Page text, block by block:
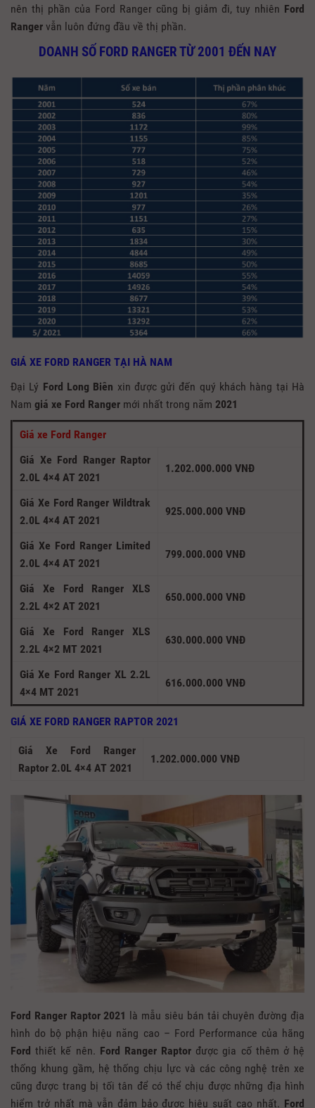
nên thị phần của Ford Ranger cũng bị giảm đi, tuy nhiên Ford
Ranger vẫn luôn đứng đầu về thị phần.
DOANH SỐ FORD RANGER TỪ 2001 ĐẾN NAY
GIÁ XE FORD RANGER TẠI HÀ NAM
Đại Lý Ford Long Biên xin được gửi đến quý khách hàng tại Hà
Nam giá xe Ford Ranger mới nhất trong năm 2021
Giá xe Ford Ranger
Giá Xe Ford Ranger Raptor
2.0L 4×4 AT 2021
1.202.000.000 VNĐ
Giá Xe Ford Ranger Wildtrak
2.0L 4×4 AT 2021
925.000.000 VNĐ
Giá Xe Ford Ranger Limited
2.0L 4×4 AT 2021
799.000.000 VNĐ
Giá Xe Ford Ranger XLS
2.2L 4×2 AT 2021
650.000.000 VNĐ
Giá Xe Ford Ranger XLS
2.2L 4×2 MT 2021
630.000.000 VNĐ
Giá Xe Ford Ranger XL 2.2L
4×4 MT 2021
616.000.000 VNĐ
GIÁ XE FORD RANGER RAPTOR 2021
Giá Xe Ford Ranger
Raptor 2.0L 4×4 AT 2021
1.202.000.000 VNĐ
Ford Ranger Raptor 2021 là mẫu siêu bán tải chuyên đường địa
hình do bộ phận hiệu năng cao – Ford Performance của hãng
Ford thiết kế nên. Ford Ranger Raptor được gia cố thêm ở hệ
thống khung gầm, hệ thống chịu lực và các công nghệ trên xe
cũng được trang bị tối tân để có thể chịu được những địa hình
hiểm trở nhất mà vẫn đảm bảo được hiệu suất cao nhất. Ford